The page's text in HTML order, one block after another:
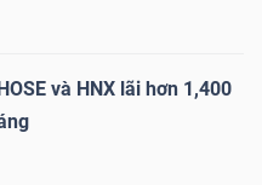
và HNX lãi hơn 1,400